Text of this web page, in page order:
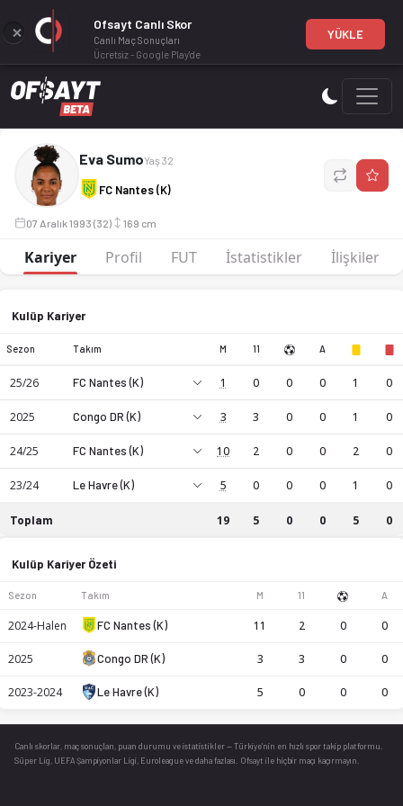
Eva Sumo, profesyonel bir futbol oyuncusudur. FC Nantes
Eva Sumo, profesyonel bir futbol oyuncusudur. FC Nantes
Eva SumoYaş 32
FC Nantes (K)
07 Aralık 1993 (32) 169 cm
Kariyer Profil FUT İstatistikler İlişkiler
Kulüp Kariyer
Sezon Takım M 11 A
25/26 FC Nantes (K) 1 0 0 0 1 0
2025 Congo DR (K) 3 3 0 0 1 0
24/25 FC Nantes (K) 10 2 0 0 2 0
23/24 Le Havre (K) 5 0 0 0 1 0
Toplam 19 5 0 0 5 0
Kulüp Kariyer Özeti
Sezon Takım M 11 A
2024-Halen FC Nantes (K) 11 2 0 0
2025 Congo DR (K) 3 3 0 0
2023-2024 Le Havre (K) 5 0 0 0
Canlı skorlar , maç sonuçları, puan durumu ve istatistikler — Türkiye’nin en hızlı spor takip platformu.
Süper Lig, UEFA Şampiyonlar Ligi, Euroleague ve daha fazlası. Ofsayt ile hiçbir maçı kaçırmayın.
Ofsayt Canlı Skor
Canlı Maç Sonuçları
Ücretsiz - Google Play'de
YÜKLE